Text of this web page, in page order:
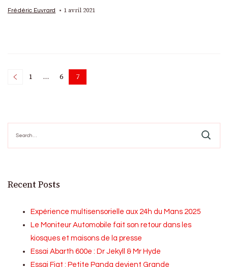
Frédéric Euvrard 1 avril 2021
Posts
Page
1 … Page
6 Page
7
for:
Recent Posts
Expérience multisensorielle aux 24h du Mans 2025
Le Moniteur Automobile fait son retour dans les
kiosques et maisons de la presse
Essai Abarth 600e : Dr Jekyll & Mr Hyde
Essai Fiat : Petite Panda devient Grande